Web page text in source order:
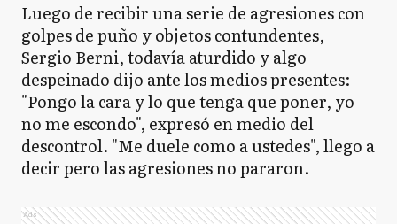
Luego de recibir una serie de agresiones con
golpes de puño y objetos contundentes,
Sergio Berni, todavía aturdido y algo
despeinado dijo ante los medios presentes:
"Pongo la cara y lo que tenga que poner, yo
no me escondo", expresó en medio del
descontrol. "Me duele como a ustedes", llego a
decir pero las agresiones no pararon.
Ads